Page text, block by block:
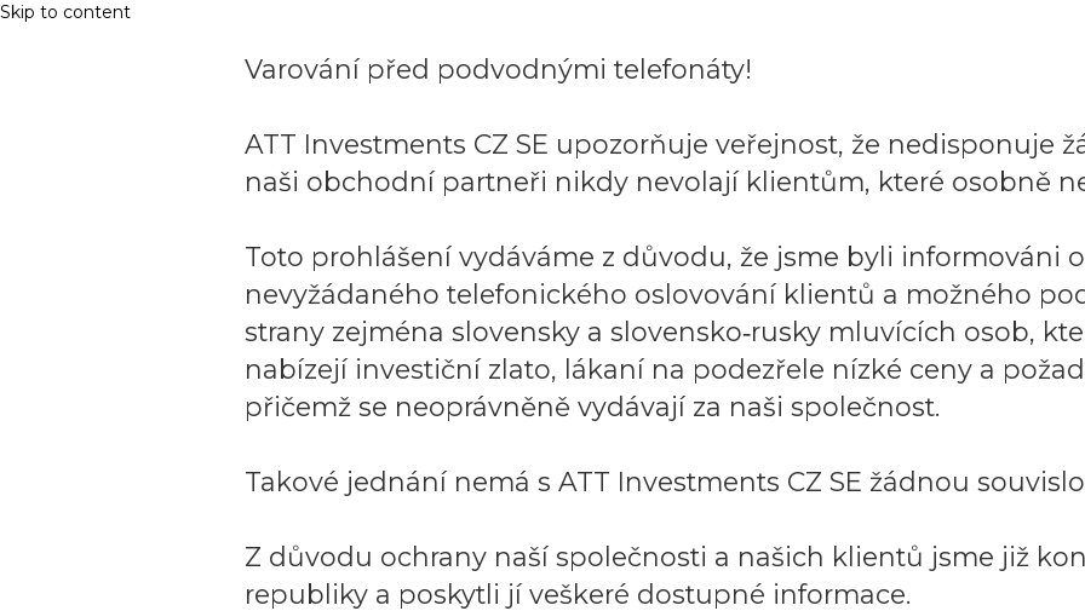
Skip to content
Varování před podvodnými telefonáty!
ATT Investments CZ SE upozorňuje veřejnost, že nedisponuje
naši obchodní partneři nikdy nevolají klientům, které osobně
Toto prohlášení vydáváme z důvodu, že jsme byli informováni
nevyžádaného telefonického oslovování klientů a možného
strany zejména slovensky a slovensko‑rusky mluvících osob,
nabízejí investiční zlato, lákaní na podezřele nízké ceny a
přičemž se neoprávněně vydávají za naši společnost.
Takové jednání nemá s ATT Investments CZ SE žádnou
Z důvodu ochrany naší společnosti a našich klientů jsme již
republiky a poskytli jí veškeré dostupné informace.